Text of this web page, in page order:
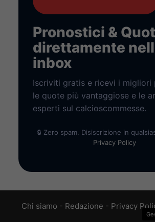
Pronostici &
direttamente
inbox
Iscriviti gratis e ricevi i migliori
le quote più vantaggiose e le
esperti sul calcioscommesse.
🔒 Zero spam. Disiscrizione in
Privacy Policy
Chi siamo - Redazione - Privacy